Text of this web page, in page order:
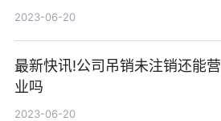
劳动仲裁流程都有哪些？
2023-06-20
最新快讯!公司吊销未注销还能营
业吗
2023-06-20